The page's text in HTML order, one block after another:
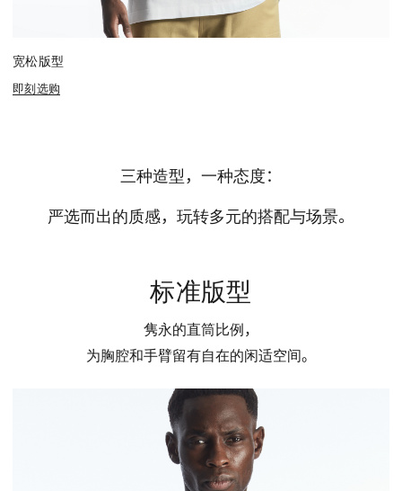
宽松版型
即刻选购
三种造型，一种态度：
严选而出的质感，玩转多元的搭配与场景。
标准版型
隽永的直筒比例，
为胸腔和手臂留有自在的闲适空间。